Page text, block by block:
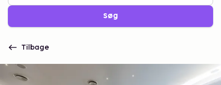
Søg
Tilbage